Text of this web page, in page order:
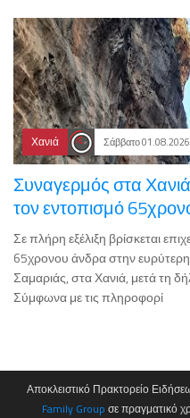
Χανιά Σάββατο 01.08.2026
Συναγερμός στα
τον εντοπισμό
Σε πλήρη εξέλιξη βρίσκεται
65χρονου άνδρα στην
Σαμαριάς, στα Χανιά, μετά τη
Σύμφωνα με τις πληροφορί
Αποκλειστικό Πρακτορείο
Family Group σε πραγματικό